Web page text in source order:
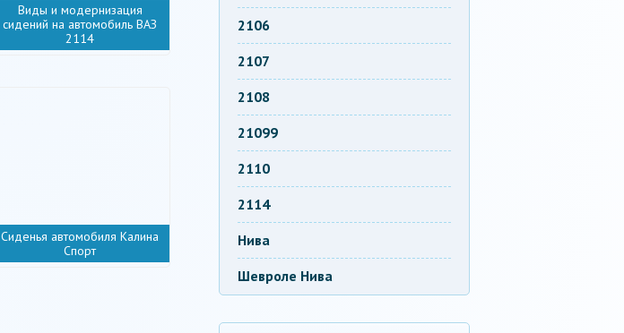
Виды и модернизация
сидений на автомобиль ВАЗ
2114
Сиденья автомобиля Калина
Спорт
2106
2107
2108
21099
2110
2114
Нива
Шевроле Нива